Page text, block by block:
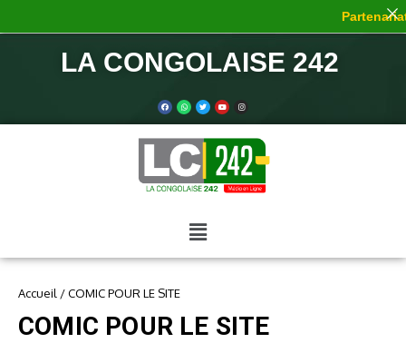
LA CONGOLAISE 242
Accueil /COMIC POUR LE SITE
COMIC POUR LE SITE